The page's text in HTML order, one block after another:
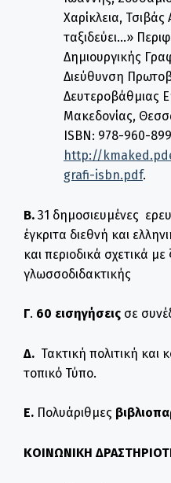
Χαρίκλεια, Τσιβάς
ταξιδεύει…»
Δημιουργικής
Διεύθυνση
Δευτεροβάθμιας
Μακεδονίας,
ISBN: 978-960-
http://
grafi-isbn.pdf.
Β. 31 δημοσιευμένες
έγκριτα διεθνή και
και περιοδικά σχετικά
γλωσσοδιδακτικής
Γ. 60 εισηγήσεις σε
Δ. Τακτική πολιτική και
τοπικό Τύπο.
Ε. Πολυάριθμες
ΚΟΙΝΩΝΙΚΗ